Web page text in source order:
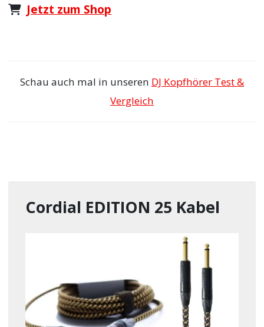
Jetzt zum Shop
Schau auch mal in unseren DJ Kopfhörer Test &
Vergleich
Cordial EDITION 25 Kabel